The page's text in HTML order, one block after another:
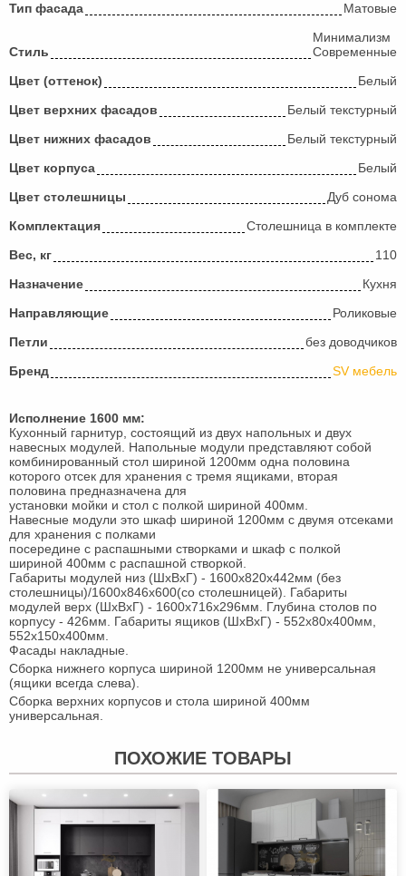
Тип фасада
Матовые
Стиль
Минимализм
Современные
Цвет (оттенок)
Белый
Цвет верхних фасадов
Белый текстурный
Цвет нижних фасадов
Белый текстурный
Цвет корпуса
Белый
Цвет столешницы
Дуб сонома
Комплектация
Столешница в комплекте
Вес, кг
110
Назначение
Кухня
Направляющие
Роликовые
Петли
без доводчиков
Бренд
SV мебель
Исполнение 1600 мм:
Кухонный гарнитур, состоящий из двух напольных и двух
навесных модулей. Напольные модули представляют собой
комбинированный стол шириной 1200мм одна половина
которого отсек для хранения с тремя ящиками, вторая
половина предназначена для
установки мойки и стол с полкой шириной 400мм.
Навесные модули это шкаф шириной 1200мм с двумя отсеками
для хранения с полками
посередине с распашными створками и шкаф с полкой
шириной 400мм с распашной створкой.
Габариты модулей низ (ШхВхГ) - 1600х820х442мм (без
столешницы)/1600х846х600(со столешницей). Габариты
модулей верх (ШхВхГ) - 1600х716х296мм. Глубина столов по
корпусу - 426мм. Габариты ящиков (ШхВхГ) - 552х80х400мм,
552х150х400мм.
Фасады накладные.
Сборка нижнего корпуса шириной 1200мм не универсальная
(ящики всегда слева).
Сборка верхних корпусов и стола шириной 400мм
универсальная.
ПОХОЖИЕ ТОВАРЫ